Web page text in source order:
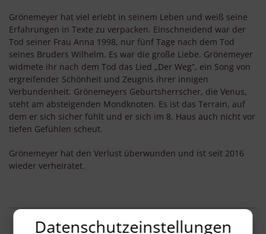
Grönemeyer hat viel erlebt in seinem Leben und weiß seine
Erfahrungen in Texte zu verpacken. Einschneidend war der
Tod seiner Frau Anna 1998, nur fünf Tage nach dem Tod
seines Bruders Wilhelm. Es war die große Liebe. Grönemeyer
widmete ihr nach dem Tod das Lied „Der Weg“, ein Song von
ergreifender Schönheit und Zeugnis ihrer innigen
Verbundenheit. Grönemeyers Geburtsherrscher, die Venus,
steht am absteigenden Mondknoten. Es ist das Terrain, auf
dem er sich sicher fühlt und er sich im 8. Haus auch nicht vor
tiefen Gefühlen scheut.
Grönemeyer hat den Verlust überwunden und ist seit 2016
wieder verheiratet.
Datenschutzeinstellungen